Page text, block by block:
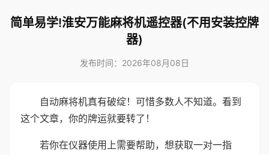
简单易学!淮安万能麻将机遥控器(不用安装控牌
器)
发布时间：2026年08月08日
自动麻将机真有破绽！可惜多数人不知道。看到
这个文章，你的牌运就要转了！
若你在仪器使用上需要帮助，想获取一对一指